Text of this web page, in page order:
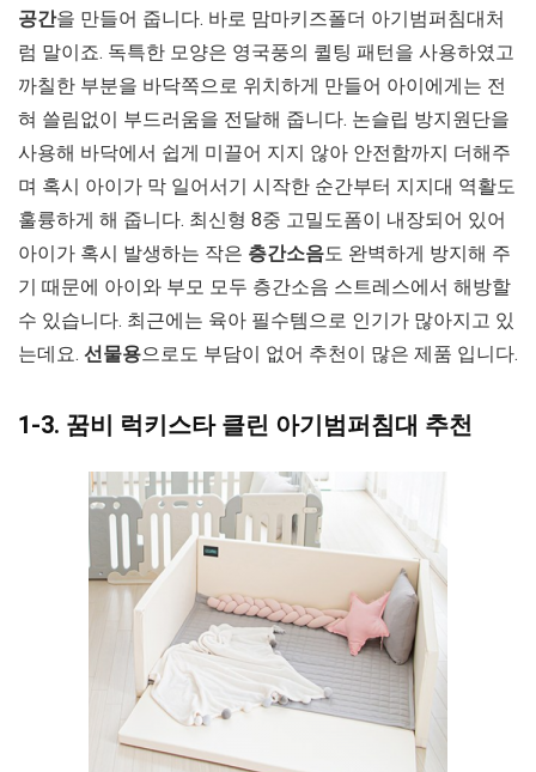
공간을 만들어 줍니다. 바로 맘마키즈폴더 아기범퍼침대처
럼 말이죠. 독특한 모양은 영국풍의 퀼팅 패턴을 사용하였고
까칠한 부분을 바닥쪽으로 위치하게 만들어 아이에게는 전
혀 쓸림없이 부드러움을 전달해 줍니다. 논슬립 방지원단을
사용해 바닥에서 쉽게 미끌어 지지 않아 안전함까지 더해주
며 혹시 아이가 막 일어서기 시작한 순간부터 지지대 역활도
훌륭하게 해 줍니다. 최신형 8중 고밀도폼이 내장되어 있어
아이가 혹시 발생하는 작은 층간소음도 완벽하게 방지해 주
기 때문에 아이와 부모 모두 층간소음 스트레스에서 해방할
수 있습니다. 최근에는 육아 필수템으로 인기가 많아지고 있
는데요. 선물용으로도 부담이 없어 추천이 많은 제품 입니다.
1-3. 꿈비 럭키스타 클린 아기범퍼침대 추천